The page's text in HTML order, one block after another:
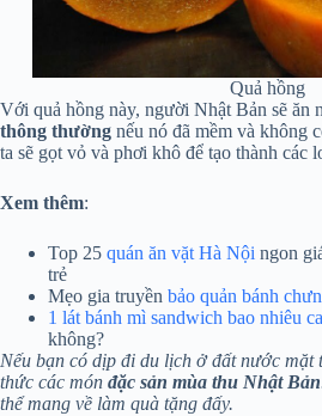
Quả hồng
Với quả hồng này, người Nhật Bản sẽ ăn
thông thường nếu nó đã mềm và không
ta sẽ gọt vỏ và phơi khô để tạo thành các
Xem thêm:
Top 25 quán ăn vặt Hà Nội ngon
trẻ
Mẹo gia truyền bảo quản bánh
1 lát bánh mì sandwich bao nhiêu
không?
Nếu bạn có dịp đi du lịch ở đất nước
thức các món đặc sản mùa thu Nhật Bản
thể mang về làm quà tặng đấy.